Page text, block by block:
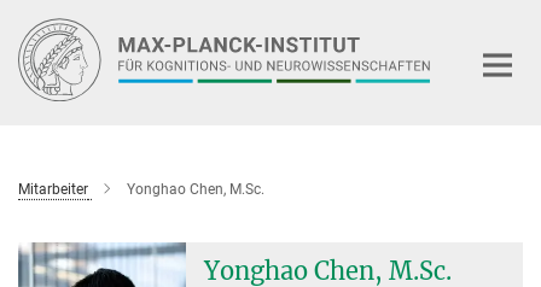
Hauptinhalt
Mitarbeiter Yonghao Chen, M.Sc.
Yonghao Chen, M.Sc.